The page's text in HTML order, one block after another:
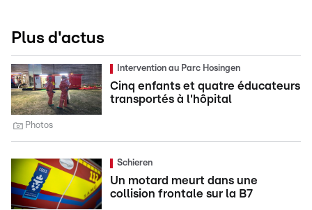
Plus d'actus
Intervention au Parc Hosingen
Cinq enfants et quatre éducateurs
transportés à l'hôpital
Photos
Schieren
Un motard meurt dans une
collision frontale sur la B7